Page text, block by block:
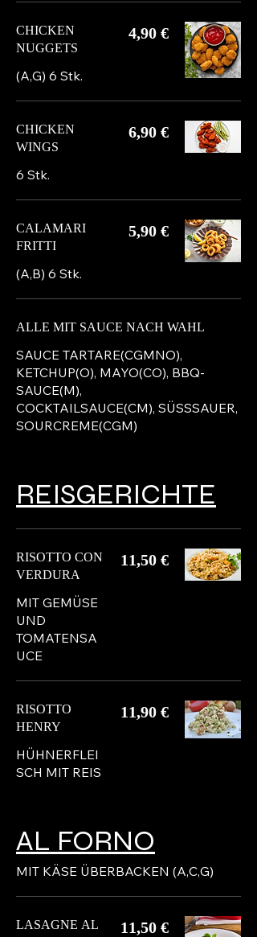
CHICKEN
NUGGETS
(A,G) 6 Stk.
4,90 €
CHICKEN
WINGS
6 Stk.
6,90 €
CALAMARI
FRITTI
(A,B) 6 Stk.
5,90 €
ALLE MIT SAUCE NACH WAHL
SAUCE TARTARE(CGMNO),
KETCHUP(O), MAYO(CO), BBQ-
SAUCE(M),
COCKTAILSAUCE(CM), SÜSSSAUER,
SOURCREME(CGM)
REISGERICHTE
RISOTTO CON
VERDURA
MIT GEMÜSE
UND
TOMATENSA
UCE
11,50 €
RISOTTO
HENRY
HÜHNERFLEI
SCH MIT REIS
11,90 €
AL FORNO
MIT KÄSE ÜBERBACKEN (A,C,G)
LASAGNE AL
11,50 €